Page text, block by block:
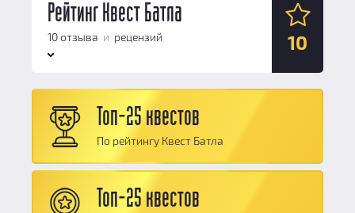
Антураж: 10
Логические задачи:
Сюжет:
Персонал и безопасность:
Общий балл:
Рейтинг Квест Батла
10 отзыва и рецензий 10
Логические задачи:
Персонал и безопасность:
Топ-25 квестов
По рейтингу Квест Батла
Топ-25 квестов